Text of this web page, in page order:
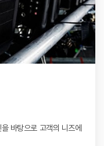
바탕으로 고객의 니즈에